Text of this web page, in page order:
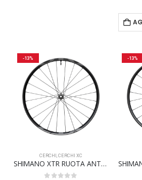
-13%
CERCHI CERCHI XC
SHIMANO XTR RUOTA ANTERIORE 29 110X15 MM XC
-13%